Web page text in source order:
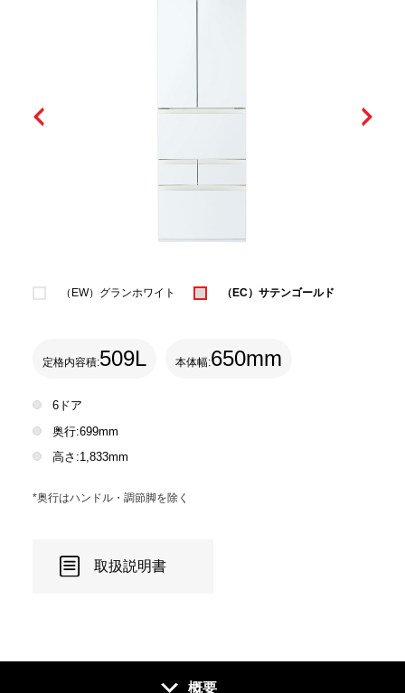
（EW）グランホワイト （EC）サテンゴールド
定格内容積:509L 本体幅:650mm
6ドア
奥行:699mm
高さ:1,833mm
*奥行はハンドル・調節脚を除く
取扱説明書
概要